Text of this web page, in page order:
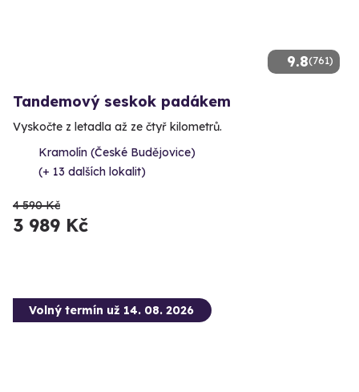
9.8(761)
Tandemový seskok padákem
Vyskočte z letadla až ze čtyř kilometrů.
Kramolín (České Budějovice)
(+ 13 dalších lokalit)
4 590 Kč
3 989 Kč
Volný termín už 14. 08. 2026